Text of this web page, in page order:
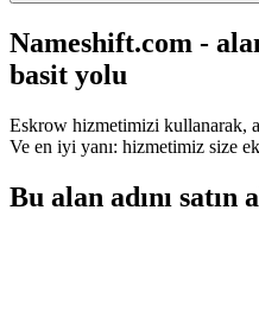
Nameshift.com -
basit yolu
Eskrow hizmetimizi kullanarak,
Ve en iyi yanı: hizmetimiz size
Bu alan adını satın